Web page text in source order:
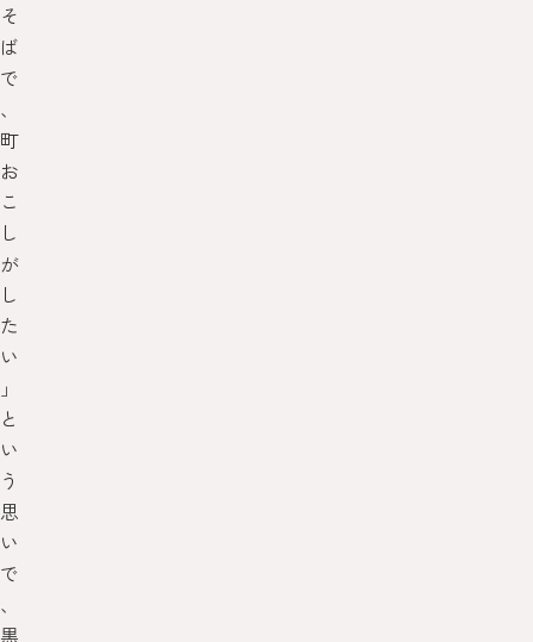
そ
ば
で
、
町
お
こ
し
が
し
た
い
」
と
い
う
思
い
で
、
黒